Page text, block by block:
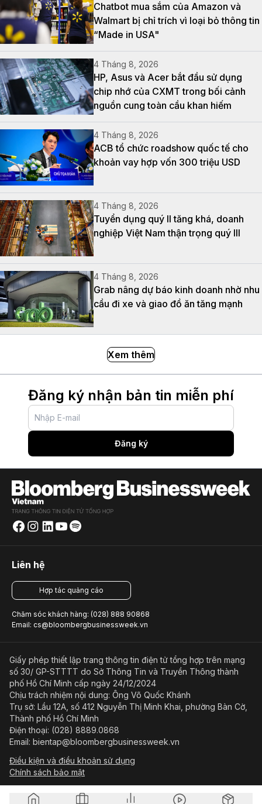
Chatbot mua sắm của Amazon và
Walmart bị chỉ trích vì loại bỏ thông tin
“Made in USA"
4 Tháng 8, 2026
HP, Asus và Acer bắt đầu sử dụng
chip nhớ của CXMT trong bối cảnh
nguồn cung toàn cầu khan hiếm
4 Tháng 8, 2026
ACB tổ chức roadshow quốc tế cho
khoản vay hợp vốn 300 triệu USD
4 Tháng 8, 2026
Tuyển dụng quý II tăng khá, doanh
nghiệp Việt Nam thận trọng quý III
4 Tháng 8, 2026
Grab nâng dự báo kinh doanh nhờ nhu
cầu đi xe và giao đồ ăn tăng mạnh
Xem thêm
Đăng ký nhận bản tin miễn phí
Đăng ký
Liên hệ
Hợp tác quảng cáo
Chăm sóc khách hàng: (028) 888 90868
Email: cs@bloombergbusinessweek.vn
Giấy phép thiết lập trang thông tin điện tử tổng hợp trên mạng
số 30/ GP-STTTT do Sở Thông Tin và Truyền Thông thành
phố Hồ Chí Minh cấp ngày 24/12/2024
Chịu trách nhiệm nội dung: Ông Võ Quốc Khánh
Trụ sở: Lầu 12A, số 412 Nguyễn Thị Minh Khai, phường Bàn Cờ,
Thành phố Hồ Chí Minh
Điện thoại: (028) 8889.0868
Email: bientap@bloombergbusinessweek.vn
Điều kiện và điều khoản sử dụng
Chính sách bảo mật
© Copyright 2023-2026 Công ty Cổ phần Beacon Asia Media